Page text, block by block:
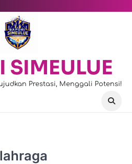
SIMEULUE
Prestasi, Menggali Potensi!